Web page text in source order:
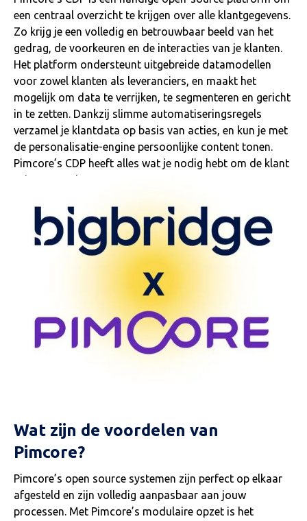
een centraal overzicht te krijgen over alle klantgegevens.
Zo krijg je een volledig en betrouwbaar beeld van het
gedrag, de voorkeuren en de interacties van je klanten.
Het platform ondersteunt uitgebreide datamodellen
voor zowel klanten als leveranciers, en maakt het
mogelijk om data te verrijken, te segmenteren en gericht
in te zetten. Dankzij slimme automatiseringsregels
verzamel je klantdata op basis van acties, en kun je met
de personalisatie-engine persoonlijke content tonen.
Pimcore’s CDP heeft alles wat je nodig hebt om de klant
echt centraal te zetten.
Wat zijn de voordelen van
Pimcore?
Pimcore’s open source systemen zijn perfect op elkaar
afgesteld en zijn volledig aanpasbaar aan jouw
processen. Met Pimcore’s modulaire opzet is het